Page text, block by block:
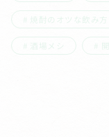
焼酎のオツな飲み方
酒場メシ